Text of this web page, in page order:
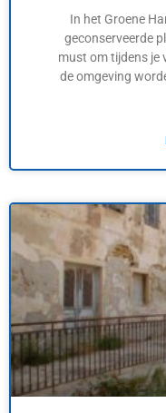
In het Groene
geconserveerde
must om tijdens je
de omgeving